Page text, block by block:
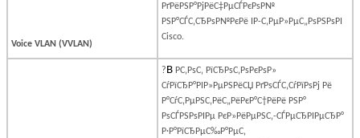
Voice VLAN (VVLAN)
РґРёРЅР°РјРёС‡РµСЃРєРѕР№
РЅР°СЃС‚СЂРѕР№РєРё IP-С‚РµР»РµС„РѕРЅРѕРІ
Cisco.
?В Р­С‚РѕС‚ РїСЂРѕС‚РѕРєРѕР»
СѓРїСЂР°РІР»РµРЅРёСЏ РґРѕСЃС‚СѓРїРѕРј Рё
Р°СѓС‚РµРЅС‚РёС„РёРєР°С†РёРё РЅР°
РѕСЃРЅРѕРІРµ РєР»РёРµРЅС‚-СЃРµСЂРІРµСЂР°
Р·Р°РїСЂРµС‰Р°РµС‚